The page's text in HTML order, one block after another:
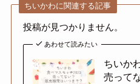
ちいかわに関連する記事
投稿が見つかりません。
あわせて読みたい
ちいか
売って